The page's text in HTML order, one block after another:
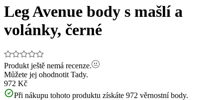
of
Leg Avenue body s mašlí a
volánky, černé
Produkt ještě nemá recenze.
Můžete jej ohodnotit Tady.
972 Kč
Při nákupu tohoto produktu získáte 972 věrnostní body.